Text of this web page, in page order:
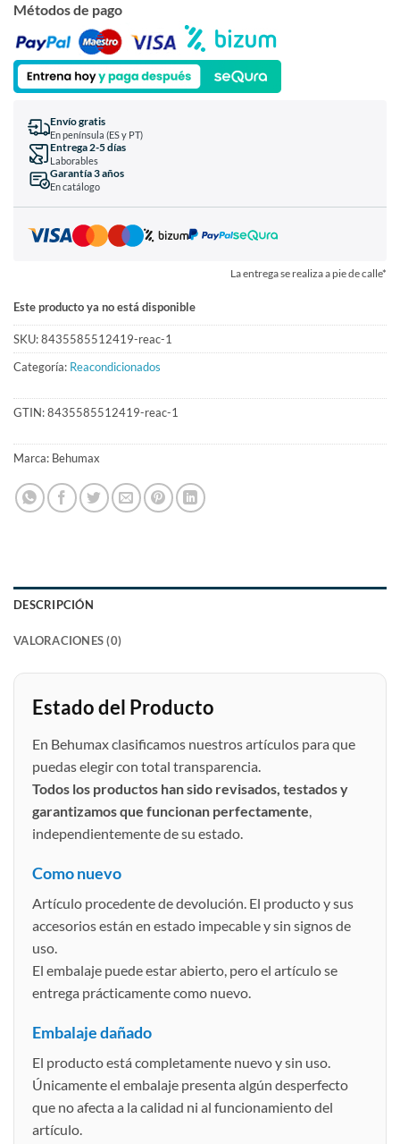
Métodos de pago
Envío gratis
En península (ES y PT)
Entrega 2-5 días
Laborables
Garantía 3 años
En catálogo
La entrega se realiza a pie de calle*
Este producto ya no está disponible
SKU:8435585512419-reac-1
Categoría: Reacondicionados
GTIN:8435585512419-reac-1
Marca: Behumax
DESCRIPCIÓN
VALORACIONES (0)
Estado del Producto
En Behumax clasificamos nuestros artículos para que
puedas elegir con total transparencia.
Todos los productos han sido revisados, testados y
garantizamos que funcionan perfectamente,
independientemente de su estado.
Como nuevo
Artículo procedente de devolución. El producto y sus
accesorios están en estado impecable y sin signos de
uso.
El embalaje puede estar abierto, pero el artículo se
entrega prácticamente como nuevo.
Embalaje dañado
El producto está completamente nuevo y sin uso.
Únicamente el embalaje presenta algún desperfecto
que no afecta a la calidad ni al funcionamiento del
artículo.